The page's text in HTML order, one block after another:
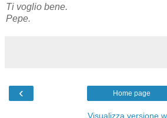
Ti voglio bene.
Pepe.
‹ Home page
Visualizza versione